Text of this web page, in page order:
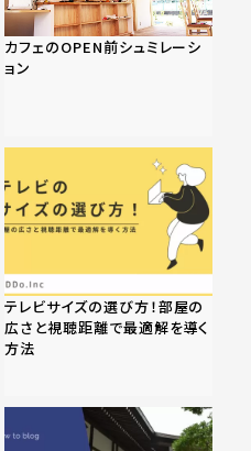
カフェのOPEN前シュミレーシ
ョン
テレビサイズの選び方！部屋の
広さと視聴距離で最適解を導く
方法